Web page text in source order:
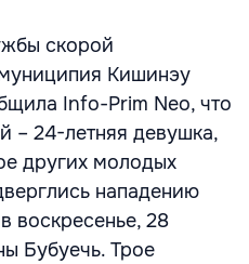
скорой
Кишинэу
Info-Prim Neo, что
– 24-летняя девушка,
других молодых
нападению
воскресенье, 28
Бубуечь. Трое